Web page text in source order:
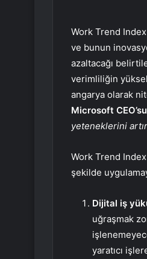
Work Trend Index
ve bunun
azaltacağı
verimliliğin
angarya olarak
Microsoft
yeteneklerini
Work Trend
şekilde
Dijital iş
uğraşmak
yaratıcı